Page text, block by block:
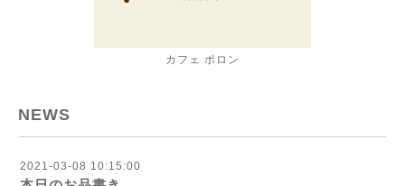
カフェ ポロン
NEWS
2021-03-08 10:15:00